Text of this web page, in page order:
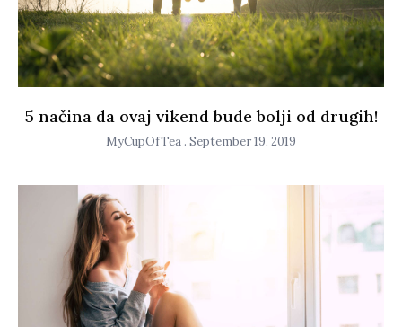
5 načina da ovaj vikend bude bolji od drugih!
MyCupOfTea September 19, 2019